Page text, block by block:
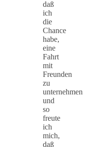
daß
ich
die
Chance
habe,
eine
Fahrt
mit
Freunden
zu
unternehmen
und
so
freute
ich
mich,
daß